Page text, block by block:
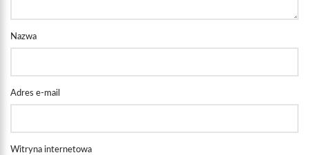
Nazwa
Adres e-mail
Witryna internetowa